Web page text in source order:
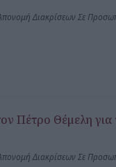
Διακρίσεων Σε
Πέτρο Θέμελη
Διακρίσεων Σε